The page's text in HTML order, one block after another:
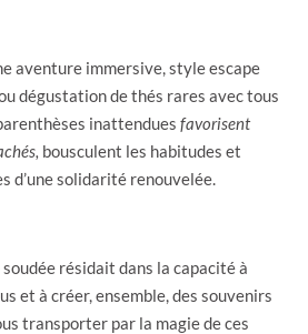
aventure immersive, style escape
dégustation de thés rares avec tous
inattendues favorisent
bousculent les habitudes et
d’une solidarité renouvelée.
soudée résidait dans la capacité à
et à créer, ensemble, des souvenirs
transporter par la magie de ces